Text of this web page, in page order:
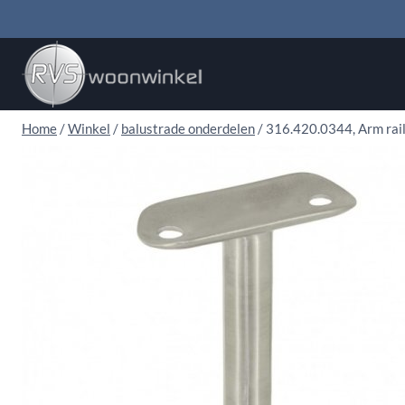
naar
inhoud
Home /Winkel / balustrade onderdelen / 316.420.0344, Arm